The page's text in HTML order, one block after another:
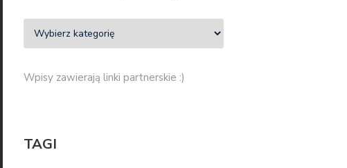
Wpisy zawierają linki partnerskie :)
TAGI